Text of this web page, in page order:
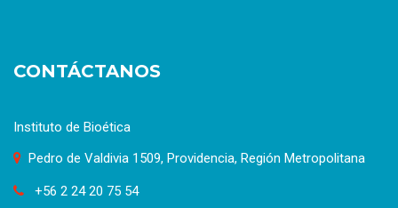
CONTÁCTANOS
Instituto de Bioética
Pedro de Valdivia 1509, Providencia, Región Metropolitana
+56 2 24 20 75 54